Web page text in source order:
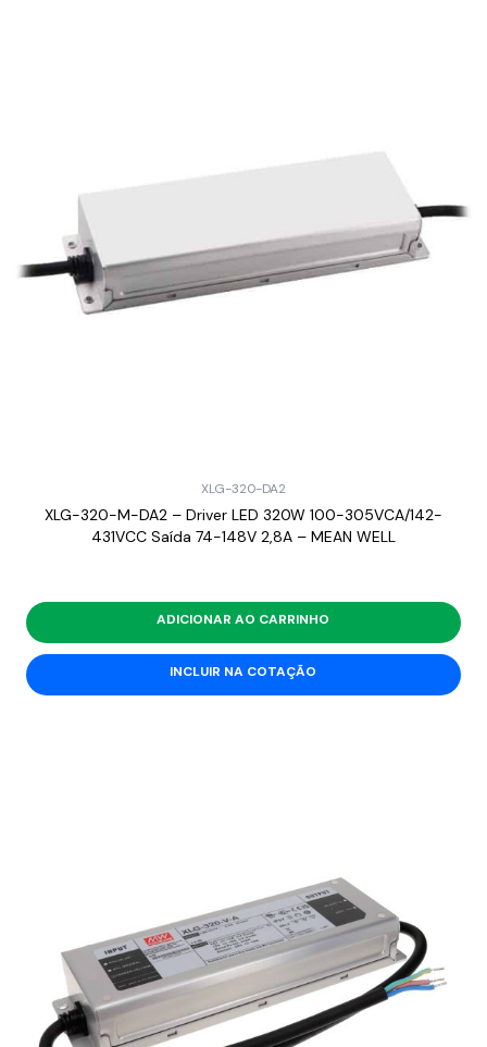
XLG-320-DA2
XLG-320-M-DA2 – Driver LED 320W 100-305VCA/142-
431VCC Saída 74-148V 2,8A – MEAN WELL
ADICIONAR AO CARRINHO
INCLUIR NA COTAÇÃO